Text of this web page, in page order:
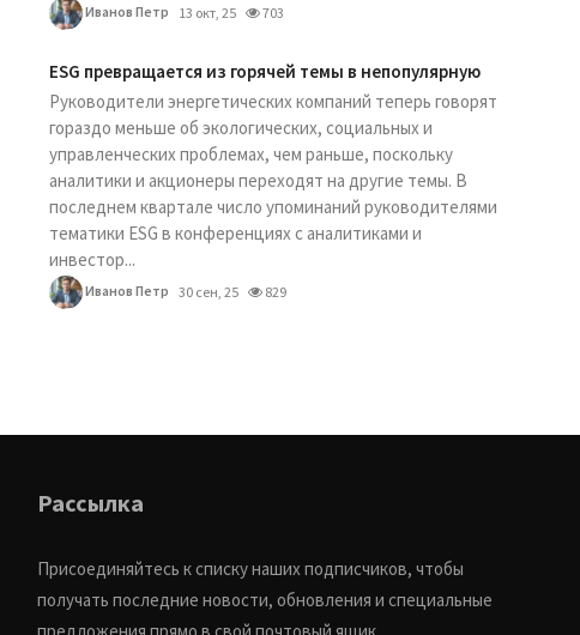
Иванов Петр 13 окт, 25 703
ESG превращается из горячей темы в непопулярную
Руководители энергетических компаний теперь говорят
гораздо меньше об экологических, социальных и
управленческих проблемах, чем раньше, поскольку
аналитики и акционеры переходят на другие темы. В
последнем квартале число упоминаний руководителями
тематики ESG в конференциях с аналитиками и
инвестор...
Иванов Петр 30 сен, 25 829
Рассылка
Присоединяйтесь к списку наших подписчиков, чтобы
получать последние новости, обновления и специальные